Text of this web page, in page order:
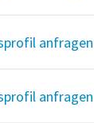
anfragen
anfragen